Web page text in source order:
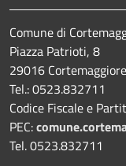
Comune di
Piazza Patrioti, 8
29016
Tel.: 0523.832711
Codice Fiscale e
PEC:
Tel. 0523.832711